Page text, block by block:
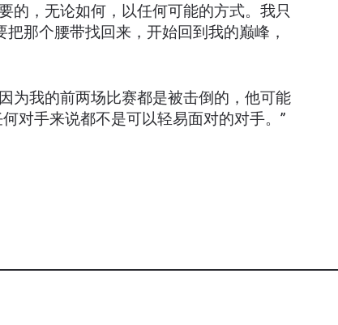
的，无论如何，以任何可能的方式。我只
那个腰带找回来，开始回到我的巅峰，
为我的前两场比赛都是被击倒的，他可能
对手来说都不是可以轻易面对的对手。”